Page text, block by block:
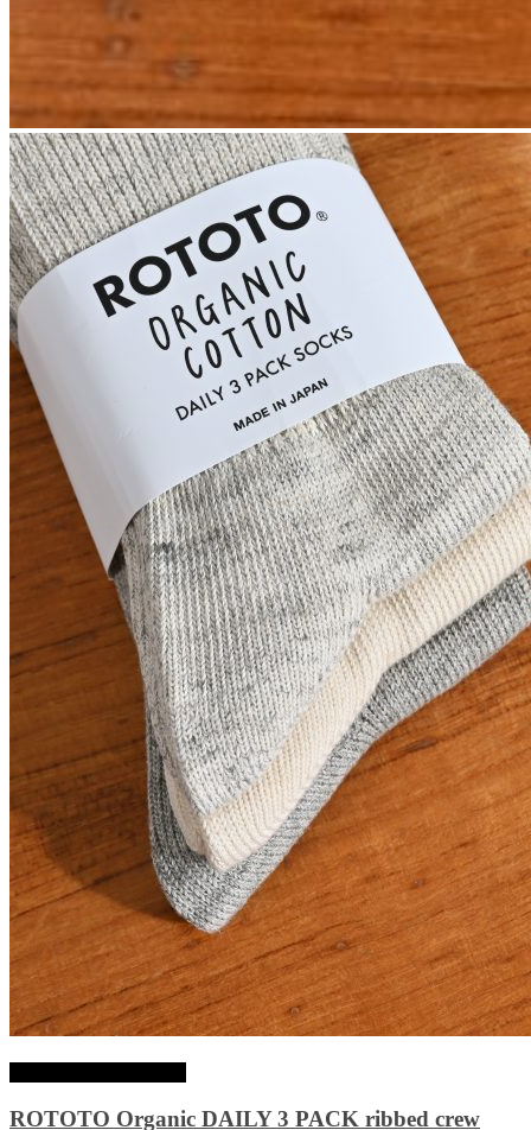
ROTOTO Organic DAILY 3 PACK ribbed crew